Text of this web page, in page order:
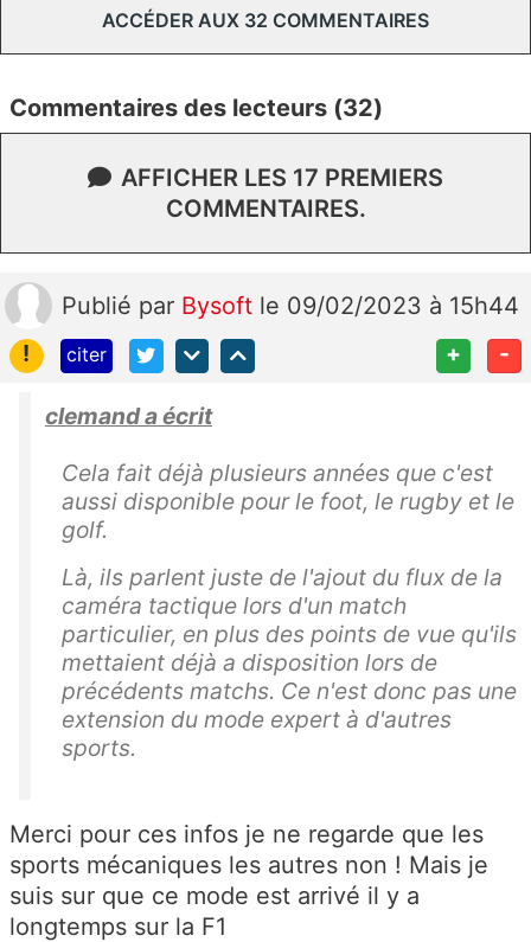
ACCÉDER AUX 32 COMMENTAIRES
Commentaires des lecteurs (32)
AFFICHER LES 17 PREMIERS
COMMENTAIRES.
Publié par Bysoft le 09/02/2023 à 15h44
!
citer + -
clemand a écrit
Cela fait déjà plusieurs années que c'est
aussi disponible pour le foot, le rugby et le
golf.
Là, ils parlent juste de l'ajout du flux de la
caméra tactique lors d'un match
particulier, en plus des points de vue qu'ils
mettaient déjà a disposition lors de
précédents matchs. Ce n'est donc pas une
extension du mode expert à d'autres
sports.
Merci pour ces infos je ne regarde que les
sports mécaniques les autres non ! Mais je
suis sur que ce mode est arrivé il y a
longtemps sur la F1